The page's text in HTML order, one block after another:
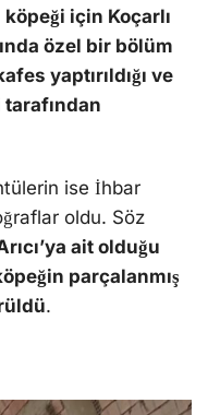
köpeği için Koçarlı
özel bir bölüm
yaptırıldığı ve
tarafından
ise İhbar
oldu. Söz
ait olduğu
parçalanmış
.